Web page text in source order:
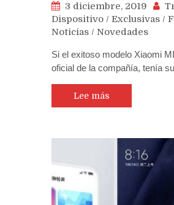
3 diciembre, 2019
Dispositivo / Exclusivas /
Noticias / Novedades
Si el exitoso modelo Xiaomi
oficial de la compañía, tenía
Lee más